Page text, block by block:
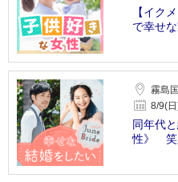
【イク
で幸せ
霧島
8/9(
同年代
性》 笑